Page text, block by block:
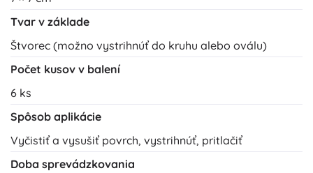
Tvar v základe
Štvorec (možno vystrihnúť do kruhu alebo oválu)
Počet kusov v balení
6 ks
Spôsob aplikácie
Vyčistiť a vysušiť povrch, vystrihnúť, pritlačiť
Doba sprevádzkovania